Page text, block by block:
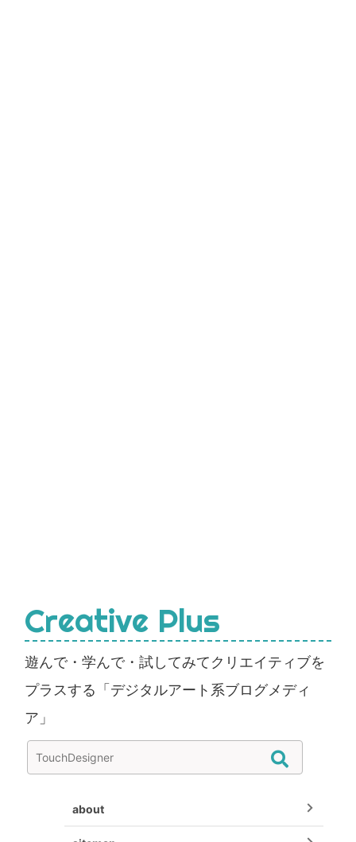
Creative Plus
遊んで・学んで・試してみてクリエイティブを
プラスする「デジタルアート系ブログメディ
ア」
about